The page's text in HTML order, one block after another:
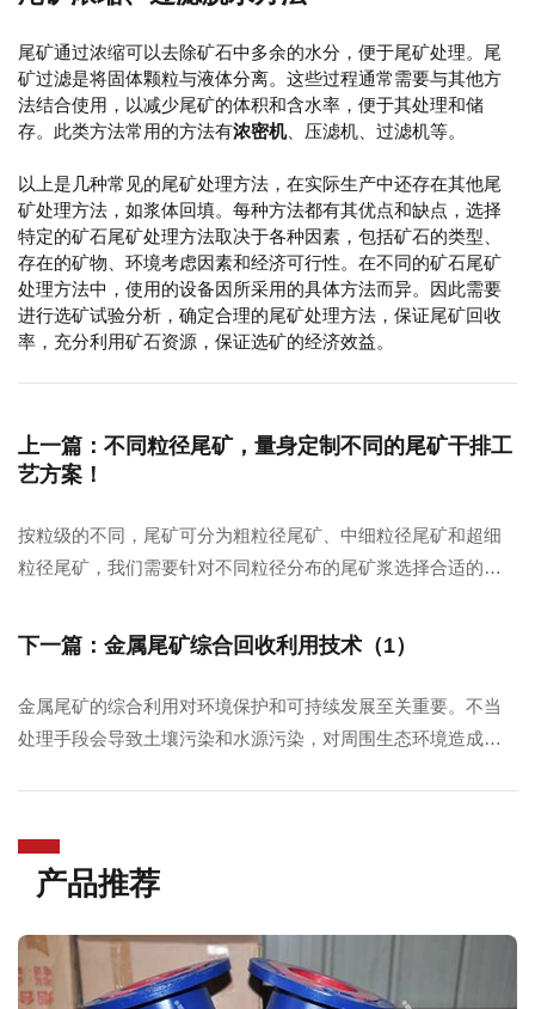
尾矿通过浓缩可以去除矿石中多余的水分，便于尾矿处理。尾
矿过滤是将固体颗粒与液体分离。这些过程通常需要与其他方
法结合使用，以减少尾矿的体积和含水率，便于其处理和储
存。此类方法常用的方法有浓密机、压滤机、过滤机等。
以上是几种常见的尾矿处理方法，在实际生产中还存在其他尾
矿处理方法，如浆体回填。每种方法都有其优点和缺点，选择
特定的矿石尾矿处理方法取决于各种因素，包括矿石的类型、
存在的矿物、环境考虑因素和经济可行性。在不同的矿石尾矿
处理方法中，使用的设备因所采用的具体方法而异。因此需要
进行选矿试验分析，确定合理的尾矿处理方法，保证尾矿回收
率，充分利用矿石资源，保证选矿的经济效益。
上一篇：不同粒径尾矿，量身定制不同的尾矿干排工
艺方案！
按粒级的不同，尾矿可分为粗粒径尾矿、中细粒径尾矿和超细
粒径尾矿，我们需要针对不同粒径分布的尾矿浆选择合适的尾
积和投资收入。
下一篇：金属尾矿综合回收利用技术（1）
金属尾矿的综合利用对环境保护和可持续发展至关重要。不当
处理手段会导致土壤污染和水源污染，对周围生态环境造成不
采用的技术也不相同。下文将为您介绍几种金属尾矿回收有效
矿石成本的技术。
产品推荐